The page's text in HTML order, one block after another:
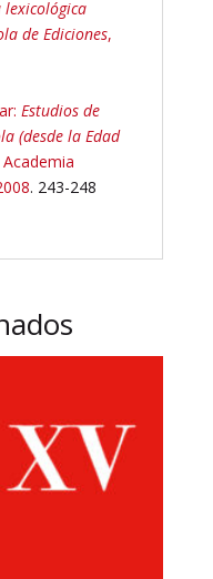
lexicológica
de Ediciones,
Estudios de
(desde la Edad
. 243-248